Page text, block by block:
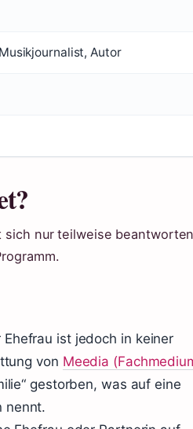
Autor
sich nur teilweise
ist jedoch in keiner
von Meedia
gestorben, was auf eine
nennt.